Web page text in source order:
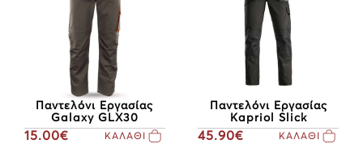
Παντελόνι Εργασίας
Galaxy GLX30
15.00€ ΚΑΛΑΘΙ
Παντελόνι Εργασίας
Kapriol Slick
45.90€ ΚΑΛΑΘΙ